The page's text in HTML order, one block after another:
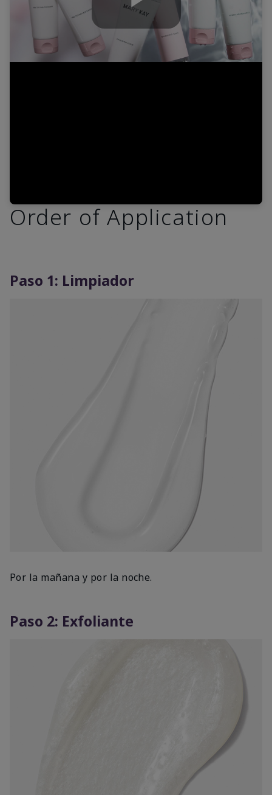
Play
Order of Application
Paso 1: Limpiador
Por la mañana y por la noche.
Paso 2: Exfoliante